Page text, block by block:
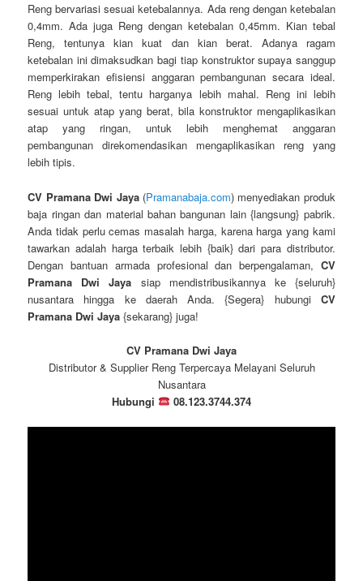
Reng bervariasi sesuai ketebalannya. Ada reng dengan ketebalan
0,4mm. Ada juga Reng dengan ketebalan 0,45mm. Kian tebal
Reng, tentunya kian kuat dan kian berat. Adanya ragam
ketebalan ini dimaksudkan bagi tiap konstruktor supaya sanggup
memperkirakan efisiensi anggaran pembangunan secara ideal.
Reng lebih tebal, tentu harganya lebih mahal. Reng ini lebih
sesuai untuk atap yang berat, bila konstruktor mengaplikasikan
atap yang ringan, untuk lebih menghemat anggaran
pembangunan direkomendasikan mengaplikasikan reng yang
lebih tipis.
CV Pramana Dwi Jaya(Pramanabaja.com) menyediakan produk
baja ringan dan material bahan bangunan lain {langsung} pabrik.
Anda tidak perlu cemas masalah harga, karena harga yang kami
tawarkan adalah harga terbaik lebih {baik} dari para distributor.
Dengan bantuan armada profesional dan berpengalaman, CV
Pramana Dwi Jaya siap mendistribusikannya ke {seluruh}
nusantara hingga ke daerah Anda. {Segera} hubungi CV
Pramana Dwi Jaya {sekarang} juga!
CV Pramana Dwi Jaya
Distributor & Supplier Reng Terpercaya Melayani Seluruh
Nusantara
Hubungi
08.123.3744.374